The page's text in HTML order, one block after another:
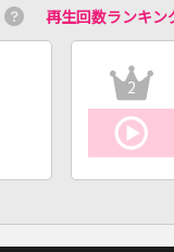
再生回数ランキン
2